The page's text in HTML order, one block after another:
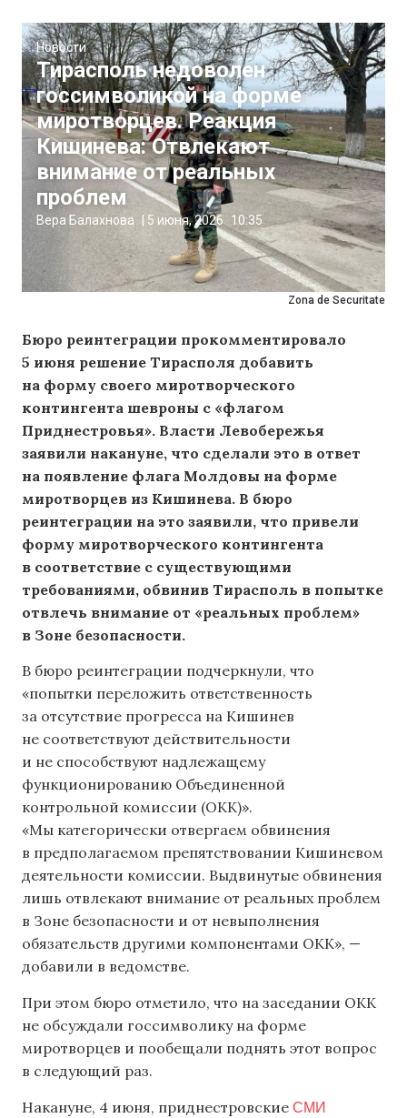
Zona de Securitate
Новости
Тирасполь недоволен
госсимволикой на форме
миротворцев. Реакция
Кишинева: Отвлекают
внимание от реальных
проблем
Вера Балахнова 5 июня, 2026 10:35
Бюро реинтеграции прокомментировало
5 июня решение Тирасполя добавить
на форму своего миротворческого
контингента шевроны с «флагом
Приднестровья». Власти Левобережья
заявили накануне, что сделали это в ответ
на появление флага Молдовы на форме
миротворцев из Кишинева. В бюро
реинтеграции на это заявили, что привели
форму миротворческого контингента
в соответствие с существующими
требованиями, обвинив Тирасполь в попытке
отвлечь внимание от «реальных проблем»
в Зоне безопасности.
В бюро реинтеграции подчеркнули, что
«попытки переложить ответственность
за отсутствие прогресса на Кишинев
не соответствуют действительности
и не способствуют надлежащему
функционированию Объединенной
контрольной комиссии (ОКК)».
«Мы категорически отвергаем обвинения
в предполагаемом препятствовании Кишиневом
деятельности комиссии. Выдвинутые обвинения
лишь отвлекают внимание от реальных проблем
в Зоне безопасности и от невыполнения
обязательств другими компонентами ОКК», —
добавили в ведомстве.
При этом бюро отметило, что на заседании ОКК
не обсуждали госсимволику на форме
миротворцев и пообещали поднять этот вопрос
в следующий раз.
Накануне, 4 июня, приднестровские СМИ